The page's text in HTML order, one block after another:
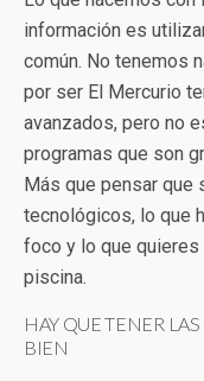
información es
común. No tenemos
por ser El Mercurio
avanzados, pero no
programas que son
Más que pensar que
tecnológicos, lo que
foco y lo que
piscina.
HAY QUE TENER
BIEN